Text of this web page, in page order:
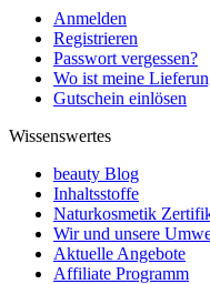
Anmelden
Registrieren
Passwort vergessen?
Wo ist meine
Gutschein einlösen
Wissenswertes
beauty Blog
Inhaltsstoffe
Naturkosmetik
Wir und unsere
Aktuelle Angebote
Affiliate Programm